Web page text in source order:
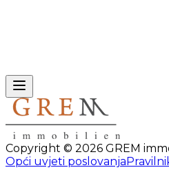
Copyright © 2026 GREM
Opći uvjeti poslovanja